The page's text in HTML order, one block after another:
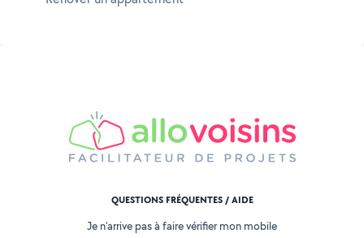
QUESTIONS FRÉQUENTES / AIDE
Je n'arrive pas à faire vérifier mon mobile